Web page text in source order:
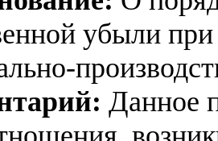
убыли
Данное